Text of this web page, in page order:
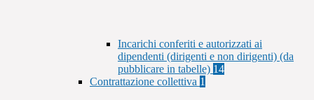
Incarichi conferiti e autorizzati ai
dipendenti (dirigenti e non dirigenti) (da
pubblicare in tabelle) 14
Contrattazione collettiva 1